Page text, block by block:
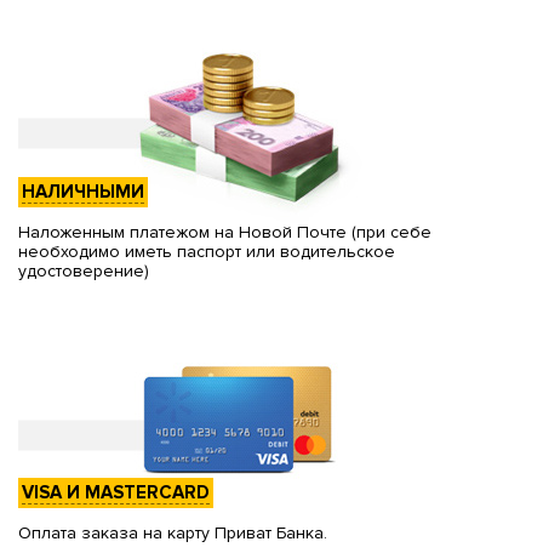
НАЛИЧНЫМИ
Наложенным платежом на Новой Почте (при себе
необходимо иметь паспорт или водительское
удостоверение)
VISA И MASTERCARD
Оплата заказа на карту Приват Банка.